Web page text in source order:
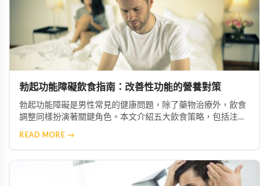
勃起功能障礙飲食指南：改善性功能的營養對策
勃起功能障礙是男性常見的健康問題，除了藥物治療外，飲食
調整同樣扮演著關鍵角色。本文介紹五大飲食策略，包括注重
READ MORE →